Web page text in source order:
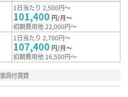
1日当たり 2,500円～
101,400 円/月～
初期費用他 22,000円～
1日当たり 2,700円～
107,400 円/月～
初期費用他 16,500円～
家具付賃貸